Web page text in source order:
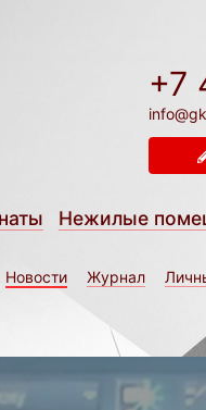
+7
Нежилые
Новости Журнал